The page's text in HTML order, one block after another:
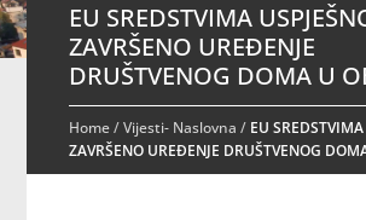
EU SREDSTVIMA
ZAVRŠENO UREĐENJE
DRUŠTVENOG DOMA U
Home/Vijesti- Naslovna / EU
ZAVRŠENO UREĐENJE DRUŠTVENOG